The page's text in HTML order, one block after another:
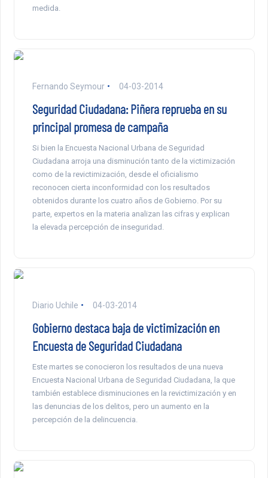
medida.
Fernando Seymour 04-03-2014
Seguridad Ciudadana: Piñera reprueba en su
principal promesa de campaña
Si bien la Encuesta Nacional Urbana de Seguridad
Ciudadana arroja una disminución tanto de la victimización
como de la revictimización, desde el oficialismo
reconocen cierta inconformidad con los resultados
obtenidos durante los cuatro años de Gobierno. Por su
parte, expertos en la materia analizan las cifras y explican
la elevada percepción de inseguridad.
Diario Uchile 04-03-2014
Gobierno destaca baja de victimización en
Encuesta de Seguridad Ciudadana
Este martes se conocieron los resultados de una nueva
Encuesta Nacional Urbana de Seguridad Ciudadana, la que
también establece disminuciones en la revictimización y en
las denuncias de los delitos, pero un aumento en la
percepción de la delincuencia.